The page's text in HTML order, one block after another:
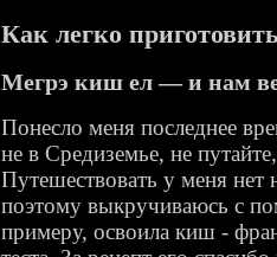
Как легко
Мегрэ киш ел — и нам
Понесло меня последнее
не в Средиземье, не
Путешествовать у меня нет
поэтому выкручиваюсь с
примеру, освоила киш -